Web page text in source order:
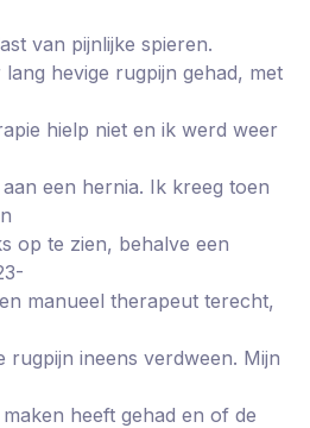
van pijnlijke spieren.
hevige rugpijn gehad, met
hielp niet en ik werd weer
een hernia. Ik kreeg toen
op te zien, behalve een
manueel therapeut terecht,
rugpijn ineens verdween. Mijn
heeft gehad en of de